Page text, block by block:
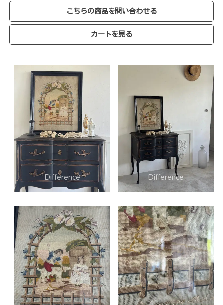
こちらの商品を問い合わせる
カートを見る